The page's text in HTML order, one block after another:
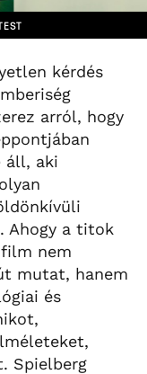
kérdés
arról, hogy
áll, aki
Ahogy a titok
nem
mutat, hanem
és
Spielberg